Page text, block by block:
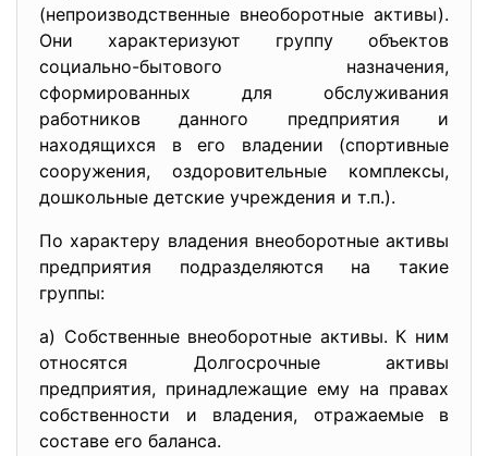
(непроизводственные внеоборотные активы).
Они характеризуют группу объектов
социально-бытового назначения,
сформированных для обслуживания
работников данного предприятия и
находящихся в его владении (спортивные
сооружения, оздоровительные комплексы,
дошкольные детские учреждения и т.п.).
По характеру владения внеоборотные активы
предприятия подразделяются на такие
группы:
а) Собственные внеоборотные активы. К ним
относятся Долгосрочные активы
предприятия, принадлежащие ему на правах
собственности и владения, отражаемые в
составе его баланса.